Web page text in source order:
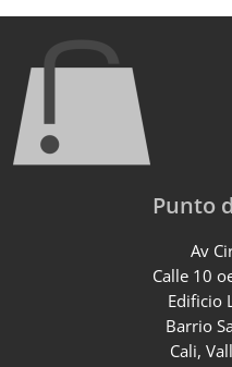
Punto
Av
Calle 10
Edificio
Barrio
Cali,